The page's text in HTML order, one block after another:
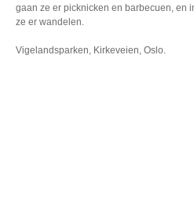
gaan ze er picknicken en barbecuen, en
ze er wandelen.
Vigelandsparken, Kirkeveien, Oslo.